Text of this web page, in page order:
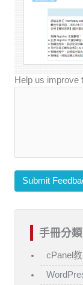
Help us improve
Submit
手冊分類
cPanel